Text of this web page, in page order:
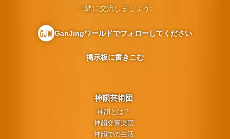
神韻芸術団
神韻とは？
神韻交響楽団
神韻での生活
一緒に交流しましょう:
GanJingワールドでフォローしてください
掲示板に書きこむ